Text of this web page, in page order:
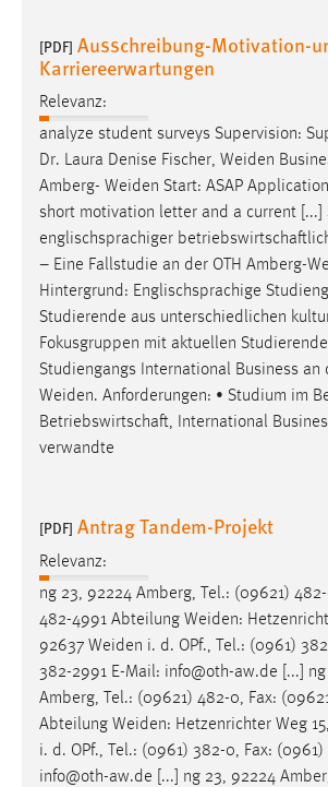
[PDF] Ausschreibung-Motivation-
Karriereerwartungen
Relevanz:
analyze student surveys Supervision:
Dr. Laura Denise Fischer, Weiden
Amberg- Weiden Start: ASAP
short motivation letter and a current [...]
englischsprachiger
– Eine Fallstudie an der OTH Amberg-
Hintergrund: Englischsprachige
Studierende aus unterschiedlichen
Fokusgruppen mit aktuellen
Studiengangs International Business an
Weiden. Anforderungen: • Studium im
Betriebswirtschaft, International
verwandte
[PDF] Antrag Tandem-Projekt
Relevanz:
ng 23, 92224 Amberg, Tel.: (09621)
482-4991 Abteilung Weiden:
92637 Weiden i. d. OPf., Tel.: (0961)
382-2991 E-Mail: info@oth-aw.de [...]
Amberg, Tel.: (09621) 482-0, Fax:
Abteilung Weiden: Hetzenrichter Weg
i. d. OPf., Tel.: (0961) 382-0, Fax:
info@oth-aw.de [...] ng 23, 92224